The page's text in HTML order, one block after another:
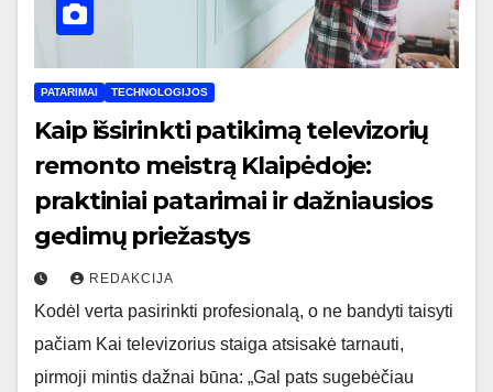
PATARIMAI TECHNOLOGIJOS
Kaip išsirinkti patikimą televizorių
remonto meistrą Klaipėdoje:
praktiniai patarimai ir dažniausios
gedimų priežastys
REDAKCIJA
Kodėl verta pasirinkti profesionalą, o ne bandyti taisyti
pačiam Kai televizorius staiga atsisakė tarnauti,
pirmoji mintis dažnai būna: „Gal pats sugebėčiau